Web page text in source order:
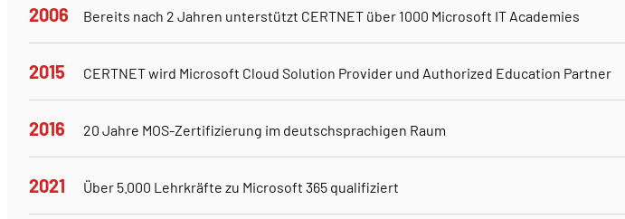
2006 Bereits nach 2 Jahren unterstützt CERTNET über 1000 Microsoft IT Academies
2015 CERTNET wird Microsoft Cloud Solution Provider und Authorized Education Partner
2016 20 Jahre MOS-Zertifizierung im deutschsprachigen Raum
2021 Über 5.000 Lehrkräfte zu Microsoft 365 qualifiziert